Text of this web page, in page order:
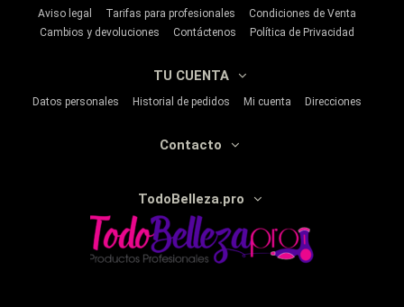
Aviso legal Tarifas para profesionales
Condiciones de Venta
Cambios y devoluciones
Contáctenos Política de Privacidad
TU CUENTA
Datos personales Historial de pedidos Mi cuenta Direcciones
Contacto
TodoBelleza.pro